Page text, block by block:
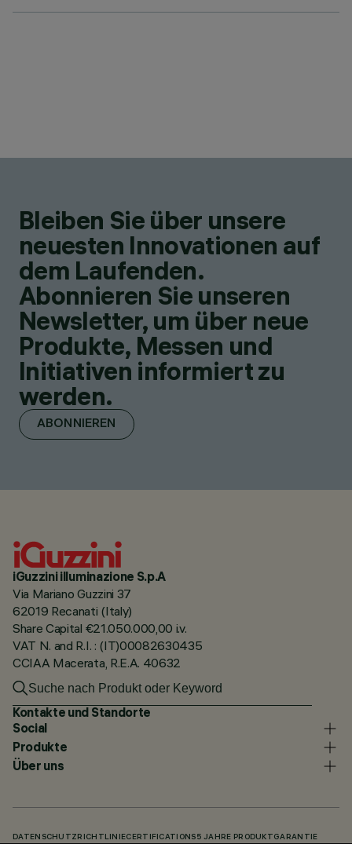
Bleiben Sie über unsere
neuesten Innovationen auf
dem Laufenden.
Abonnieren Sie unseren
Newsletter, um über neue
Produkte, Messen und
Initiativen informiert zu
werden.
ABONNIEREN
iGuzzini illuminazione S.p.A
Via Mariano Guzzini 37
62019 Recanati (Italy)
Share Capital €21.050.000,00 i.v.
VAT N. and R.I. : (IT)00082630435
CCIAA Macerata, R.E.A. 40632
Kontakte und Standorte
Social
Produkte
Über uns
DATENSCHUTZRICHTLINIECERTIFICATIONS 5 JAHRE PRODUKTGARANTIE